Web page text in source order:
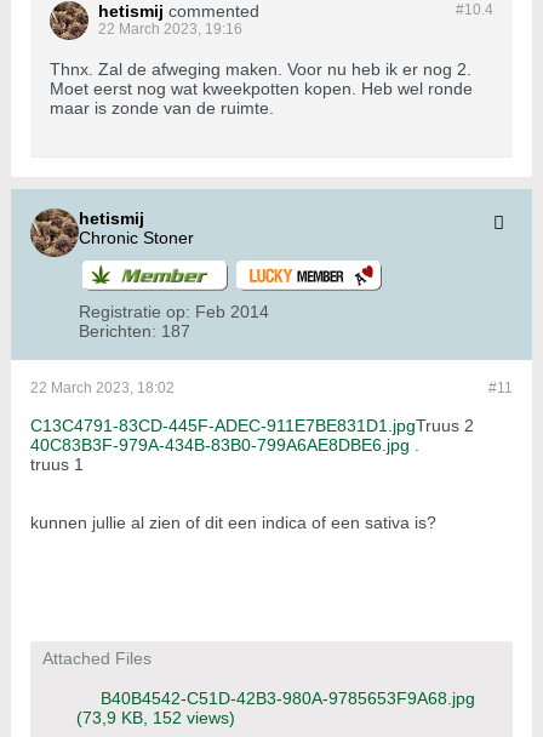
#10.4
hetismij commented
22 March 2023, 19:16
Thnx. Zal de afweging maken. Voor nu heb ik er nog 2.
Moet eerst nog wat kweekpotten kopen. Heb wel ronde
maar is zonde van de ruimte.
hetismij
Chronic Stoner
Registratie op: Feb 2014
Berichten: 187
#11
22 March 2023, 18:02
C13C4791-83CD-445F-ADEC-911E7BE831D1.jpgTruus 2
40C83B3F-979A-434B-83B0-799A6AE8DBE6.jpg
truus 1
kunnen jullie al zien of dit een indica of een sativa is?
Attached Files
B40B4542-C51D-42B3-980A-9785653F9A68.jpg
(73,9 KB, 152 views)